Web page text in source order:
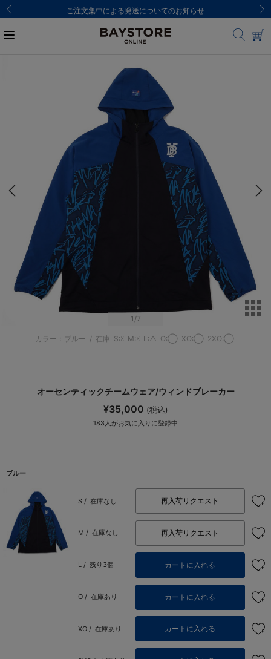
ご注文集中による発送についてのお知らせ
1 /7
カラー：ブルー / 在庫 S:☓ M:☓ L:△ O:◯ XO:◯ 2XO:◯
オーセンティックチームウェア/ウィンドブレーカー
¥35,000 (税込)
183 人がお気に入りに登録中
ブルー
S / 在庫なし 再入荷リクエスト
M / 在庫なし 再入荷リクエスト
L / 残り3個 カートに入れる
O / 在庫あり カートに入れる
XO / 在庫あり カートに入れる